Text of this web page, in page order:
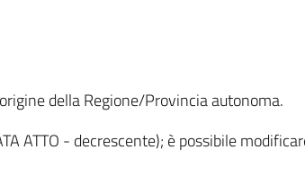
della Regione/Provincia autonoma.
ATTO - decrescente); è possibile